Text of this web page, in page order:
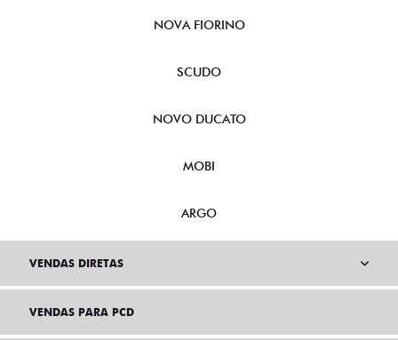
NOVA FIORINO
SCUDO
NOVO DUCATO
MOBI
ARGO
VENDAS DIRETAS
VENDAS PARA PCD